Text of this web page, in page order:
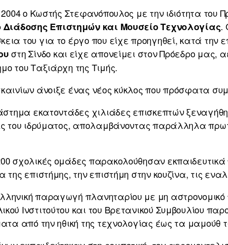
2004 ο Κωστής Στεφανόπουλος με την ιδιότητα του
Διάδοσης Επιστημών και Μουσείο Τεχνολογίας.
του για το έργο που είχε προηγηθεί, κατά την
στη Σίνδο και είχε απονείμει στον Πρόεδρο μας,
του Ταξιάρχη της Τιμής.
άνοιξε ένας νέος κύκλος που πρόσφατα
εκατοντάδες χιλιάδες επισκεπτών
του ιδρύματος, απολαμβάνοντας παράλληλα
σχολικές ομάδες παρακολούθησαν
της επιστήμης, την επιστήμη στην κουζίνα, τις
παραγωγή πλανηταρίου με μη αστρονομικό
Ινστιτούτου και του Βρετανικού Συμβουλίου
από την ηθική της τεχνολογίας έως τα μαμούθ